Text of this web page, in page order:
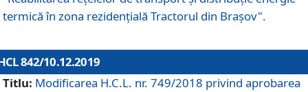
termică în zona rezidenţială Tractorul din Braşov".
842/10.12.2019
Titlu: Modificarea H.C.L. nr. 749/2018 privind aprobarea